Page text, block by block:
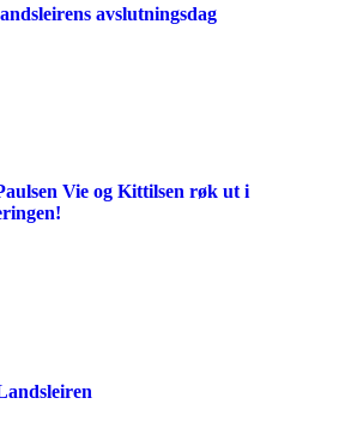
avslutningsdag
Vie og Kittilsen røk ut i